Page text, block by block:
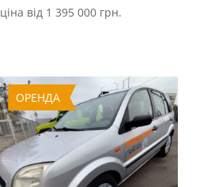
ціна від 1 395 000 грн.
ОРЕНДА